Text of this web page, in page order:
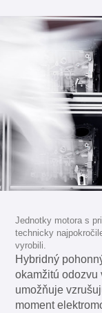
Jednotky motora s
technicky
vyrobili.
Hybridný
okamžitú odozvu
umožňuje
moment